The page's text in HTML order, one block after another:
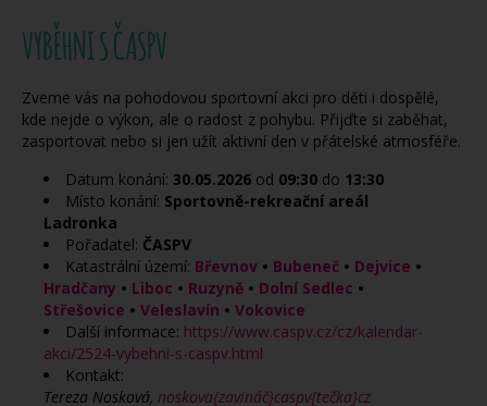
VYBĚHNI S ČASPV
Zveme vás na pohodovou sportovní akci pro děti i dospělé,
kde nejde o výkon, ale o radost z pohybu. Přijďte si zaběhat,
zasportovat nebo si jen užít aktivní den v přátelské atmosféře.
Datum konání: 30.05.2026 od 09:30 do 13:30
Místo konání: Sportovně-rekreační areál
Ladronka
Pořadatel: ČASPV
Katastrální území: Břevnov • Bubeneč • Dejvice •
Hradčany • Liboc • Ruzyně • Dolní Sedlec •
Střešovice • Veleslavín • Vokovice
Další informace: https://www.caspv.cz/cz/kalendar-
akci/2524-vybehni-s-caspv.html
Kontakt:
Tereza Nosková, noskova{zavináč}caspv{tečka}cz